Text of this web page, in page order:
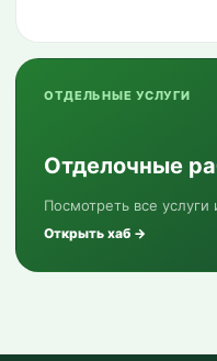
ОТДЕЛЬНЫЕ УСЛУГИ
Отделочные
Посмотреть все
Открыть хаб →